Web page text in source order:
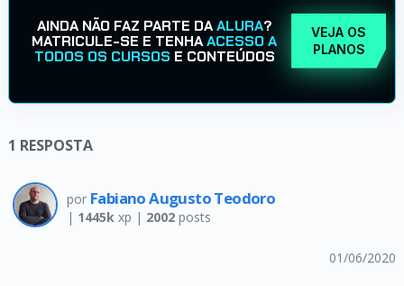
AINDA NÃO FAZ PARTE DAALURA?
MATRICULE-SE E TENHAACESSO A
TODOS OS CURSOS E CONTEÚDOS
VEJA OS
PLANOS
1 RESPOSTA
por Fabiano Augusto Teodoro
| 1445kxp | 2002posts
01/06/2020